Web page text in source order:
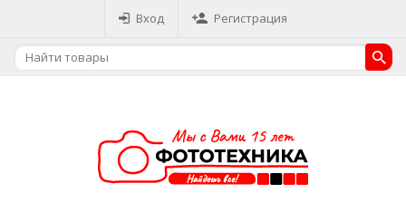
Вход Регистрация